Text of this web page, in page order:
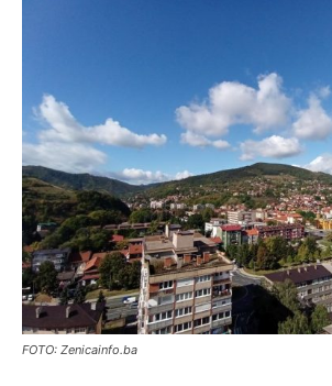
FOTO: Zenicainfo.ba